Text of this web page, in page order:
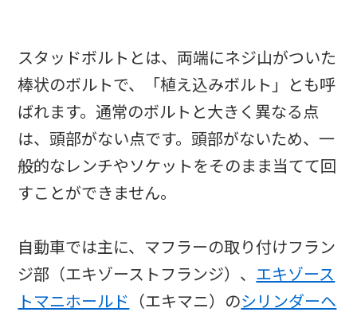
スタッドボルトとは、両端にネジ山がついた
棒状のボルトで、「植え込みボルト」とも呼
ばれます。通常のボルトと大きく異なる点
は、頭部がない点です。頭部がないため、一
般的なレンチやソケットをそのまま当てて回
すことができません。
自動車では主に、マフラーの取り付けフラン
ジ部（エキゾーストフランジ）、 エキゾース
トマニホールド （エキマニ）のシリンダーヘ